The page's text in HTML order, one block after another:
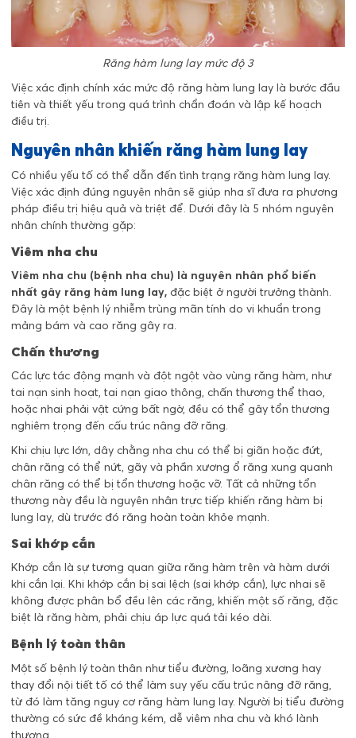
Răng hàm lung lay mức độ 3
Việc xác định chính xác mức độ răng hàm lung lay là bước đầu
tiên và thiết yếu trong quá trình chẩn đoán và lập kế hoạch
điều trị.
Nguyên nhân khiến răng hàm lung lay
Có nhiều yếu tố có thể dẫn đến tình trạng răng hàm lung lay.
Việc xác định đúng nguyên nhân sẽ giúp nha sĩ đưa ra phương
pháp điều trị hiệu quả và triệt để. Dưới đây là 5 nhóm nguyên
nhân chính thường gặp:
Viêm nha chu
Viêm nha chu (bệnh nha chu) là nguyên nhân phổ biến
nhất gây răng hàm lung lay, đặc biệt ở người trưởng thành.
Đây là một bệnh lý nhiễm trùng mãn tính do vi khuẩn trong
mảng bám và cao răng gây ra.
Chấn thương
Các lực tác động mạnh và đột ngột vào vùng răng hàm, như
tai nạn sinh hoạt, tai nạn giao thông, chấn thương thể thao,
hoặc nhai phải vật cứng bất ngờ, đều có thể gây tổn thương
nghiêm trọng đến cấu trúc nâng đỡ răng.
Khi chịu lực lớn, dây chằng nha chu có thể bị giãn hoặc đứt,
chân răng có thể nứt, gãy và phần xương ổ răng xung quanh
chân răng có thể bị tổn thương hoặc vỡ. Tất cả những tổn
thương này đều là nguyên nhân trực tiếp khiến răng hàm bị
lung lay, dù trước đó răng hoàn toàn khỏe mạnh.
Sai khớp cắn
Khớp cắn là sự tương quan giữa răng hàm trên và hàm dưới
khi cắn lại. Khi khớp cắn bị sai lệch (sai khớp cắn), lực nhai sẽ
không được phân bổ đều lên các răng, khiến một số răng, đặc
biệt là răng hàm, phải chịu áp lực quá tải kéo dài.
Bệnh lý toàn thân
Một số bệnh lý toàn thân như tiểu đường, loãng xương hay
thay đổi nội tiết tố có thể làm suy yếu cấu trúc nâng đỡ răng,
từ đó làm tăng nguy cơ răng hàm lung lay. Người bị tiểu đường
thường có sức đề kháng kém, dễ viêm nha chu và khó lành
thương.